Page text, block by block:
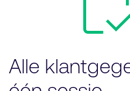
Alle